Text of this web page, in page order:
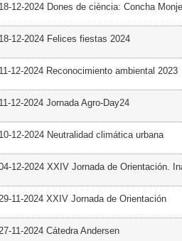
18-12-2024 Dones de ciència: Concha Monje
18-12-2024 Felices fiestas 2024
11-12-2024 Reconocimiento ambiental 2023
11-12-2024 Jornada Agro-Day24
10-12-2024 Neutralidad climática urbana
12-2024 XXIV Jornada de Orientación.
29-11-2024 XXIV Jornada de Orientación
27-11-2024 Cátedra Andersen